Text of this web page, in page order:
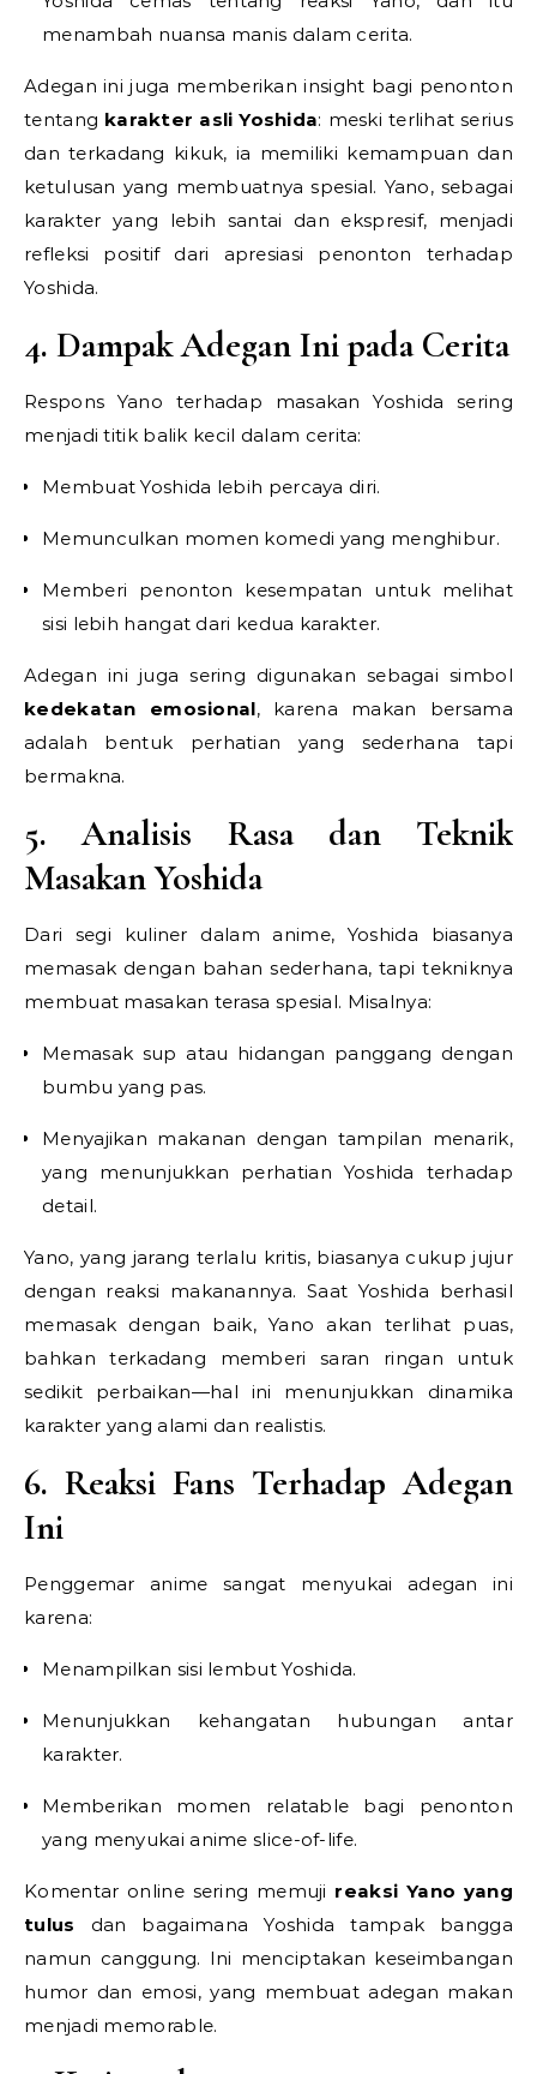
menambah nuansa manis dalam cerita.
Adegan ini juga memberikan insight bagi penonton
tentang karakter asli Yoshida: meski terlihat serius
dan terkadang kikuk, ia memiliki kemampuan dan
ketulusan yang membuatnya spesial. Yano, sebagai
karakter yang lebih santai dan ekspresif, menjadi
refleksi positif dari apresiasi penonton terhadap
Yoshida.
4. Dampak Adegan Ini pada Cerita
Respons Yano terhadap masakan Yoshida sering
menjadi titik balik kecil dalam cerita:
Membuat Yoshida lebih percaya diri.
Memunculkan momen komedi yang menghibur.
Memberi penonton kesempatan untuk melihat
sisi lebih hangat dari kedua karakter.
Adegan ini juga sering digunakan sebagai simbol
kedekatan emosional, karena makan bersama
adalah bentuk perhatian yang sederhana tapi
bermakna.
5. Analisis Rasa dan Teknik
Masakan Yoshida
Dari segi kuliner dalam anime, Yoshida biasanya
memasak dengan bahan sederhana, tapi tekniknya
membuat masakan terasa spesial. Misalnya:
Memasak sup atau hidangan panggang dengan
bumbu yang pas.
Menyajikan makanan dengan tampilan menarik,
yang menunjukkan perhatian Yoshida terhadap
detail.
Yano, yang jarang terlalu kritis, biasanya cukup jujur
dengan reaksi makanannya. Saat Yoshida berhasil
memasak dengan baik, Yano akan terlihat puas,
bahkan terkadang memberi saran ringan untuk
sedikit perbaikan—hal ini menunjukkan dinamika
karakter yang alami dan realistis.
6. Reaksi Fans Terhadap Adegan
Ini
Penggemar anime sangat menyukai adegan ini
karena:
Menampilkan sisi lembut Yoshida.
Menunjukkan kehangatan hubungan antar
karakter.
Memberikan momen relatable bagi penonton
yang menyukai anime slice-of-life.
Komentar online sering memuji reaksi Yano yang
tulus dan bagaimana Yoshida tampak bangga
namun canggung. Ini menciptakan keseimbangan
humor dan emosi, yang membuat adegan makan
menjadi memorable.